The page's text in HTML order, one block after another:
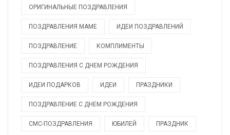
ОРИГИНАЛЬНЫЕ ПОЗДРАВЛЕНИЯ
ПОЗДРАВЛЕНИЯ МАМЕ ИДЕИ ПОЗДРАВЛЕНИЙ
ПОЗДРАВЛЕНИЕ КОМПЛИМЕНТЫ
ПОЗДРАВЛЕНИЯ С ДНЕМ РОЖДЕНИЯ
ИДЕИ ПОДАРКОВ ИДЕИ ПРАЗДНИКИ
ПОЗДРАВЛЕНИЕ С ДНЕМ РОЖДЕНИЯ
СМС-ПОЗДРАВЛЕНИЯ ЮБИЛЕЙ ПРАЗДНИК